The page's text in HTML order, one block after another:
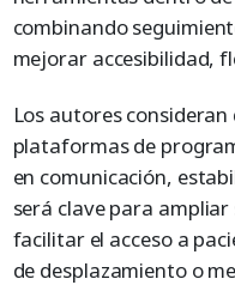
combinando
mejorar accesibilidad,
Los autores
plataformas de
en comunicación,
será clave para
facilitar el acceso a
de desplazamiento o